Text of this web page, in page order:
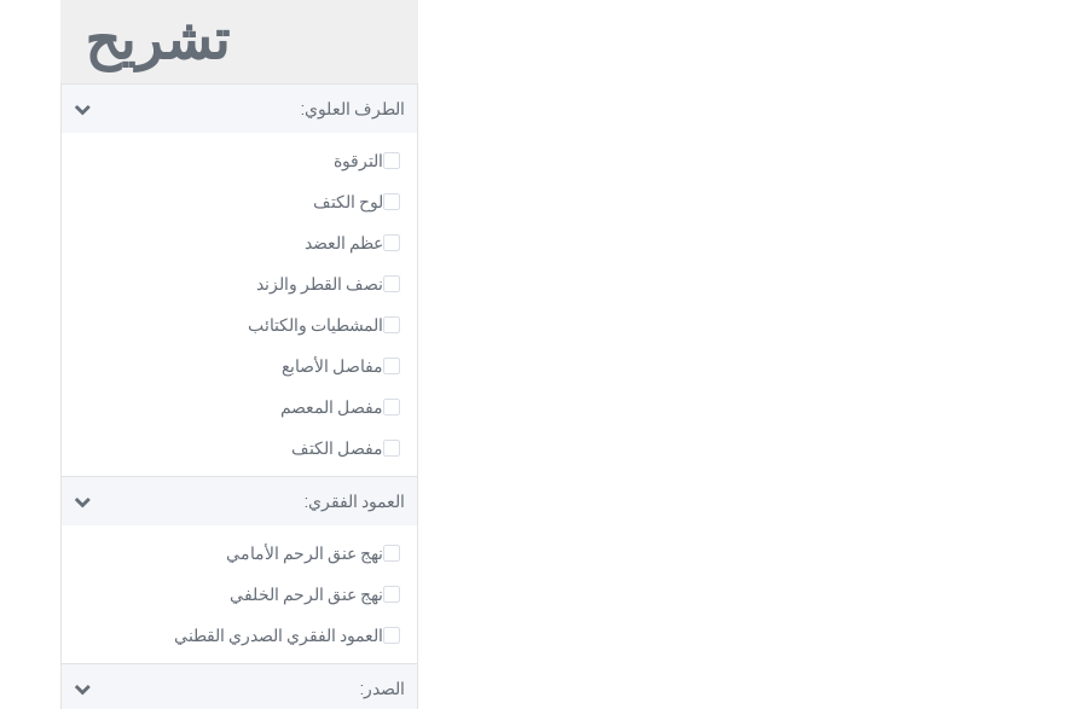
تشريح
الطرف العلوي:
الترقوة
لوح الكتف
عظم العضد
نصف القطر والزند
المشطيات والكتائب
مفاصل الأصابع
مفصل المعصم
مفصل الكتف
العمود الفقري:
نهج عنق الرحم الأمامي
نهج عنق الرحم الخلفي
العمود الفقري الصدري القطني
الصدر: